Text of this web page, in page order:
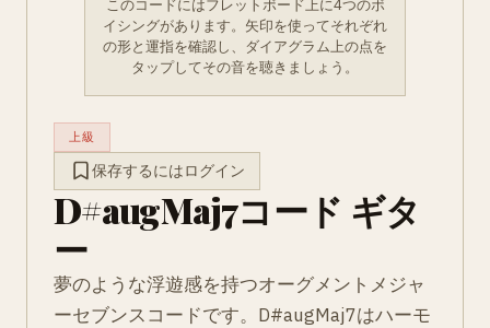
このコードにはフレットボード上に4つのボ
イシングがあります。矢印を使ってそれぞれ
の形と運指を確認し、ダイアグラム上の点を
タップしてその音を聴きましょう。
上級
保存するにはログイン
D#augMaj7コード ギタ
ー
夢のような浮遊感を持つオーグメントメジャ
ーセブンスコードです。D#augMaj7はハーモ